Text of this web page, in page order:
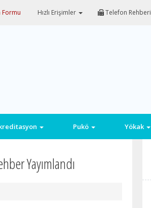
Formu Hızlı Erişimler Telefon Rehberi
Pukö Yökak
Yayımlandı